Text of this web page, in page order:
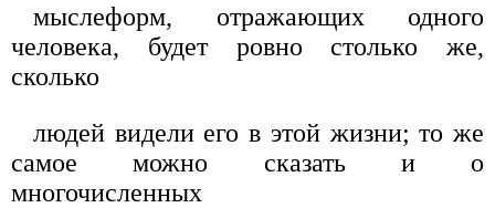
мыслеформ, отражающих одного
человека, будет ровно столько же,
сколько
людей видели его в этой жизни; то же
самое можно сказать и о
многочисленных